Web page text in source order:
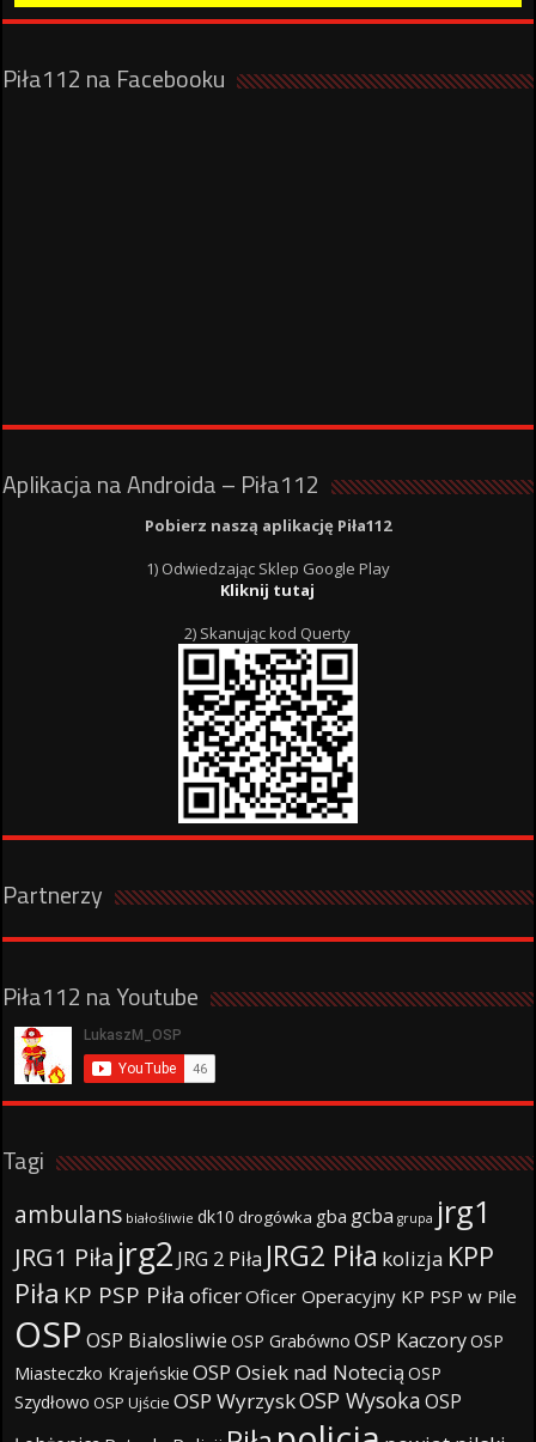
Piła112 na Facebooku
Aplikacja na Androida – Piła112
Pobierz naszą aplikację Piła112
1) Odwiedzając Sklep Google Play
Kliknij tutaj
2) Skanując kod Querty
Partnerzy
Piła112 na Youtube
Tagi
ambulans białośliwie dk10 drogówka gba gcba grupa jrg1
JRG1 Piła jrg2 JRG 2 Piła JRG2 Piła kolizja KPP
Piła KP PSP Piła oficerOficer Operacyjny KP PSP w Pile
OSP OSP Bialosliwie OSP Grabówno OSP KaczoryOSP
Miasteczko Krajeńskie OSP Osiek nad Notecią OSP
Szydłowo OSP Ujście OSP WyrzyskOSP WysokaOSP